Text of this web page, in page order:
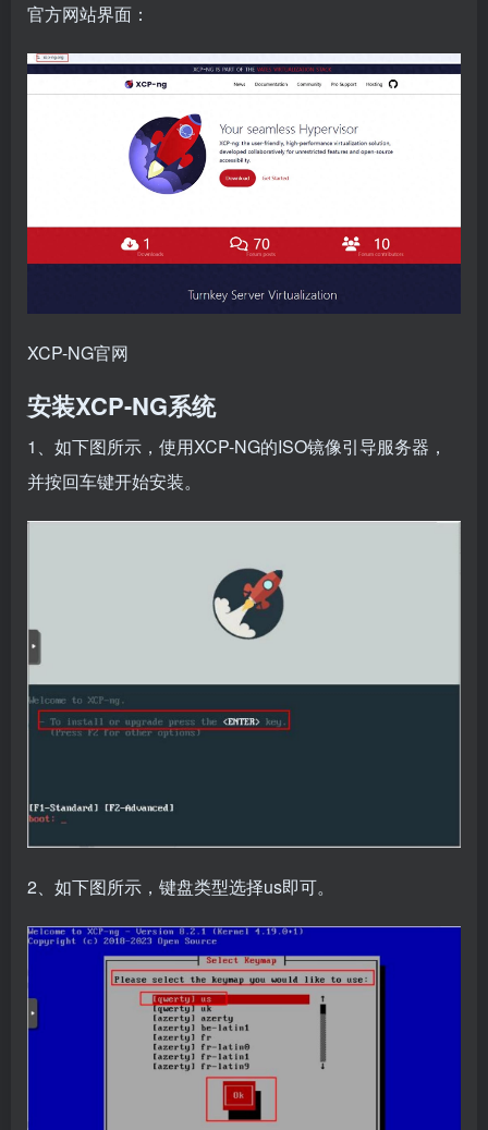
官方网站界面：
XCP-NG官网
安装XCP-NG系统
1、如下图所示，使用XCP-NG的ISO镜像引导服务器，
并按回车键开始安装。
2、如下图所示，键盘类型选择us即可。